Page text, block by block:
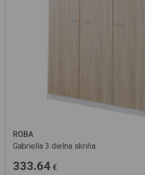
ROBA
Gabriella 3 dielna skriňa
333.64 €